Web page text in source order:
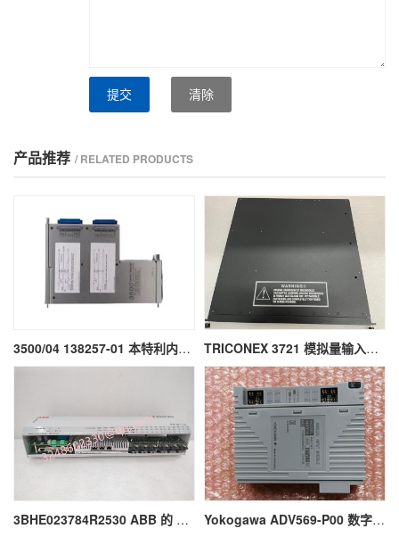
提交 清除
产品推荐 / RELATED PRODUCTS
3500/04 138257-01 本特利内部安全栅模块 TRICONEX 3721 模拟量输入模块
3BHE023784R2530 ABB 的 AC800PEC 控制器模块 Yokogawa ADV569-P00 数字输出模块